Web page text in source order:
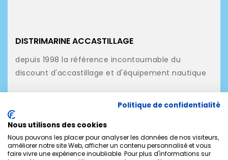
DISTRIMARINE ACCASTILLAGE
depuis 1998 la référence incontournable du
discount d'accastillage et d'équipement nautique
NOS PRODUITS
MON COMPTE
Politique de confidentialité
Nous utilisons des cookies
Nous pouvons les placer pour analyser les données de nos visiteurs,
améliorer notre site Web, afficher un contenu personnalisé et vous
faire vivre une expérience inoubliable. Pour plus d'informations sur